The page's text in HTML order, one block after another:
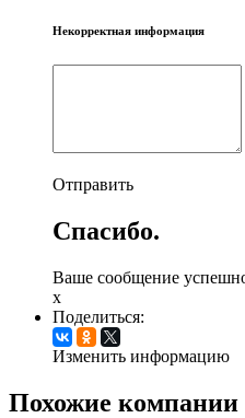
Некорректная информация
Отправить
Спасибо.
Ваше сообщение
x
Поделиться:
Изменить информацию
Похожие компании